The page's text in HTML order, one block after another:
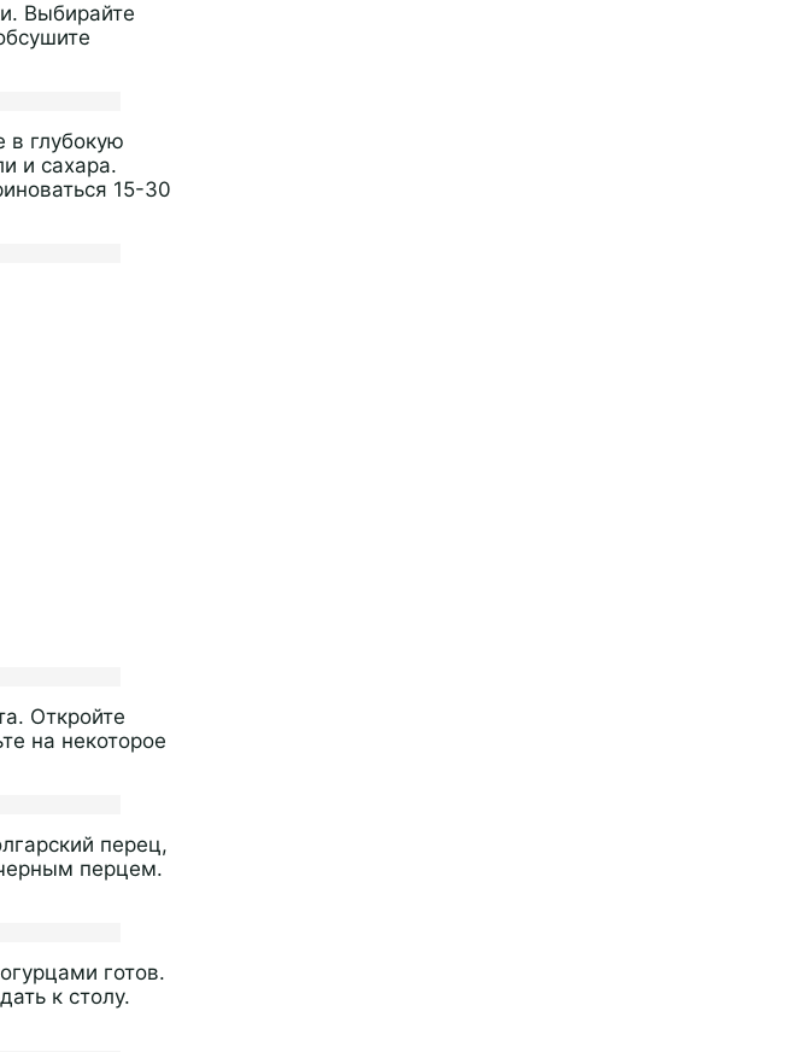
Выбирайте
в глубокую
и сахара.
15-30
Откройте
на некоторое
перец,
перцем.
готов.
к столу.